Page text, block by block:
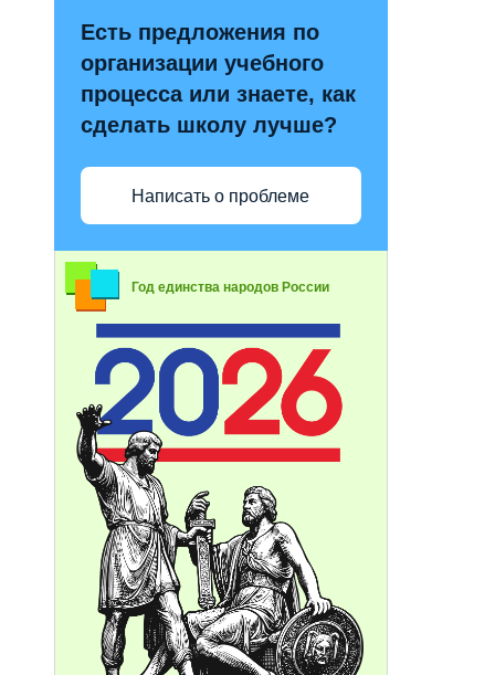
Есть предложения по
организации учебного
процесса или знаете, как
сделать школу лучше?
Написать о проблеме
Год единства народов России